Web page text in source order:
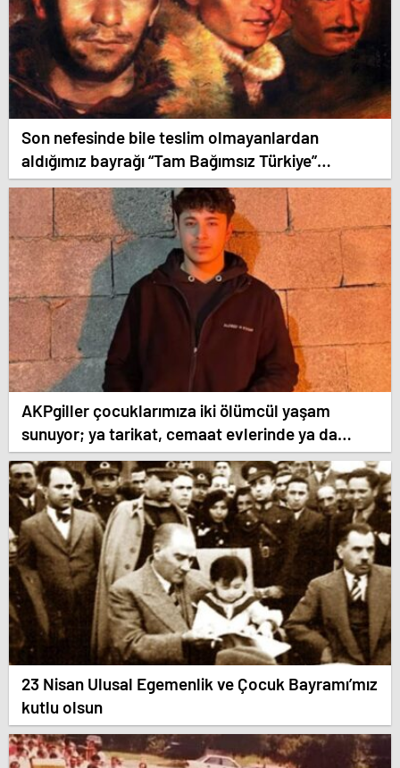
Son nefesinde bile teslim olmayanlardan
aldığımız bayrağı “Tam Bağımsız Türkiye”
mücadelemizde dalgalandırıyoruz.
AKPgiller çocuklarımıza iki ölümcül yaşam
sunuyor; ya tarikat, cemaat evlerinde ya da
okullarından koparılarak parababalarına ucuz iş
gücü sağlayan MESEM lerde katlediliyorlar.
23 Nisan Ulusal Egemenlik ve Çocuk Bayramı’mız
kutlu olsun